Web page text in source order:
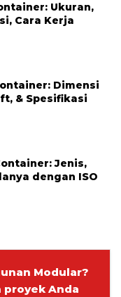
Ukuran,
Cara Kerja
Dimensi
& Spesifikasi
Jenis,
dengan ISO
Modular?
Anda